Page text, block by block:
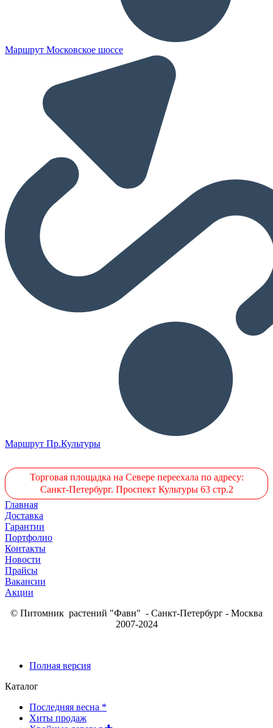
Маршрут Московское шоссе
Маршрут Пр.Культуры
Торговая площадка на Севере переехала по адресу:
Санкт-Петербург. Проспект Культуры 63 стр.2
Главная
Доставка
Гарантии
Портфолио
Контакты
Новости
Прайсы
Вакансии
Акции
© Питомник растений "Фавн" - Санкт-Петербург - Москва
2007-2024
Полная версия
Каталог
Последняя весна *
Хиты продаж